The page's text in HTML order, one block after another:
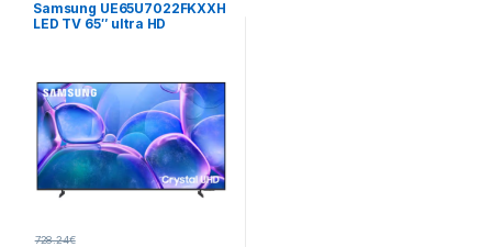
Samsung UE65U7022FKXXH
LED TV 65″ ultra HD
728.24€